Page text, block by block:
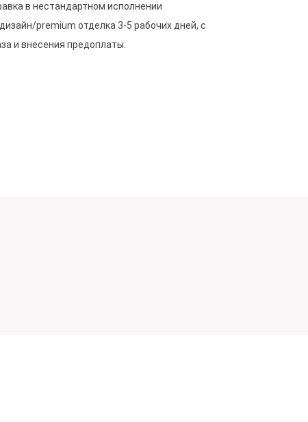
в нестандартном исполнении
premium отделка 3-5 рабочих дней, с
и внесения предоплаты.